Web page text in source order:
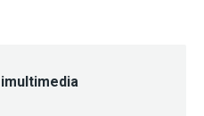
imultimedia